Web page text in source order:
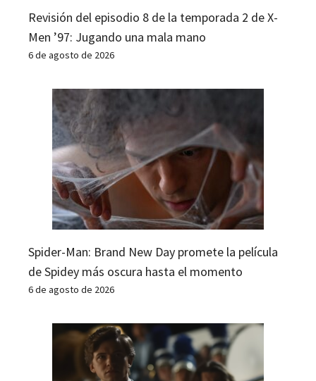
Revisión del episodio 8 de la temporada 2 de X-
Men ’97: Jugando una mala mano
6 de agosto de 2026
Spider-Man: Brand New Day promete la película
de Spidey más oscura hasta el momento
6 de agosto de 2026